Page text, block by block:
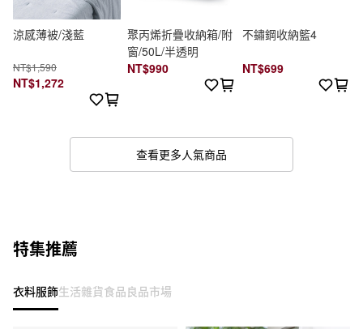
涼感薄被/淺藍
NT$1,590
NT$1,272
聚丙烯折疊收納箱/附
窗/50L/半透明
NT$990
不鏽鋼收納籃4
NT$699
查看更多人氣商品
特集推薦
衣料服飾生活雜貨食品良品市場